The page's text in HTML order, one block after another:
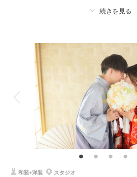
撮影料
着付け ヘアメイク
アルバム データ 120 カット
衣装追加 会食
家族と撮影 家族用衣装レンタル
ネモフィラで【洋装】ロケーションプラン･修
人生で一度は行ってみたいネモフィラが一面に
できます。毎年4月中旬からゴールデンウィー
混雑が予想されますので、4月の平日がお勧め撮
和装+洋装 スタジオ